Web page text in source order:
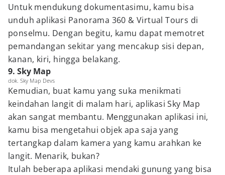
Untuk mendukung dokumentasimu, kamu bisa
unduh aplikasi Panorama 360 & Virtual Tours di
ponselmu. Dengan begitu, kamu dapat memotret
pemandangan sekitar yang mencakup sisi depan,
kanan, kiri, hingga belakang.
9. Sky Map
dok. Sky Map Devs
Kemudian, buat kamu yang suka menikmati
keindahan langit di malam hari, aplikasi Sky Map
akan sangat membantu. Menggunakan aplikasi ini,
kamu bisa mengetahui objek apa saja yang
tertangkap dalam kamera yang kamu arahkan ke
langit. Menarik, bukan?
Itulah beberapa aplikasi mendaki gunung yang bisa